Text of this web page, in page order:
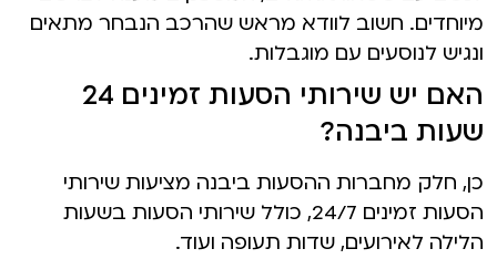
מיוחדים. חשוב לוודא מראש שהרכב הנבחר מתאים
ונגיש לנוסעים עם מוגבלות.
האם יש שירותי הסעות זמינים 24
שעות ביבנה?
כן, חלק מחברות ההסעות ביבנה מציעות שירותי
הסעות זמינים 24/7, כולל שירותי הסעות בשעות
הלילה לאירועים, שדות תעופה ועוד.